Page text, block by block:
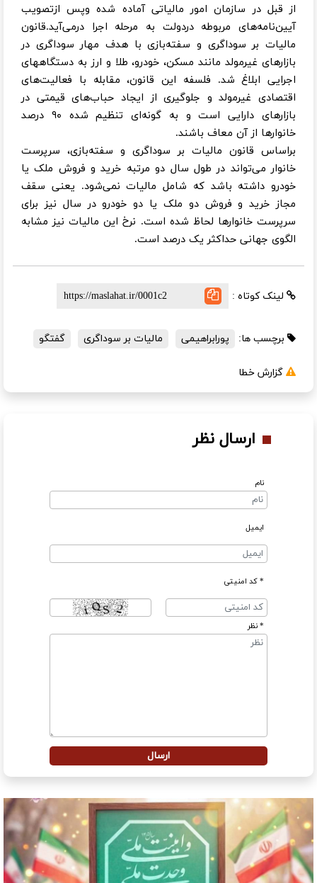
از قبل در سازمان امور مالیاتی آماده شده وپس ازتصویب
آیین‌نامه‌های مربوطه دردولت به مرحله اجرا درمی‌آید.قانون
مالیات بر سوداگری و سفته‌بازی با هدف مهار سوداگری در
بازارهای غیرمولد مانند مسکن، خودرو، طلا و ارز به دستگاه‎های
اجرایی ابلاغ شد. فلسفه این قانون، مقابله با فعالیت‌های
اقتصادی غیرمولد و جلوگیری از ایجاد حباب‌های قیمتی در
بازارهای دارایی است و به گونه‌ای تنظیم شده ۹۰ درصد
خانوارها از آن معاف باشند.
براساس قانون مالیات بر سوداگری و سفته‌بازی، سرپرست
خانوار می‌تواند در طول سال دو مرتبه خرید و فروش ملک یا
خودرو داشته باشد که شامل مالیات نمی‌شود. یعنی سقف
مجاز خرید و فروش دو ملک یا دو خودرو در سال نیز برای
سرپرست خانوارها لحاظ شده است. نرخ این مالیات نیز مشابه
الگوی جهانی حداکثر یک درصد است.
لینک کوتاه :
برچسب ها: پورابراهیمی مالیات بر سوداگری گفتگو
گزارش خطا
ارسال نظر
نام
ایمیل
* کد امنیتی
* نظر